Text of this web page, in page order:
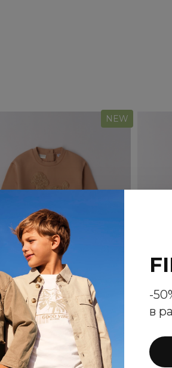
NEW
Sarabanda для
девочек
5 860 ₽
-
в